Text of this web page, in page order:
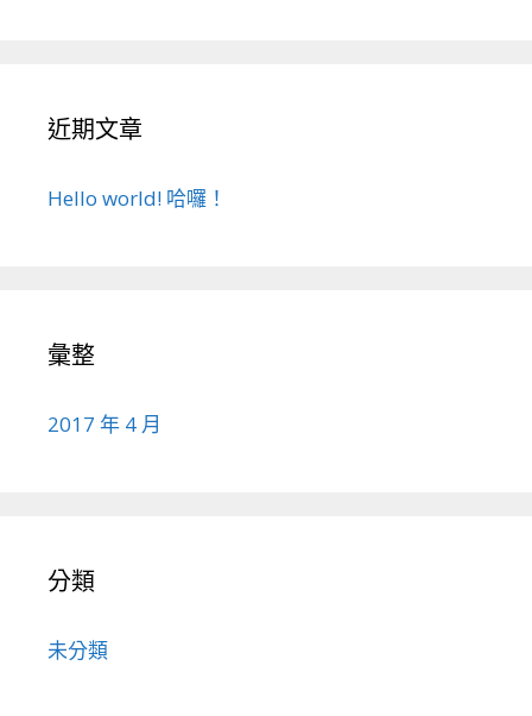
近期文章
Hello world! 哈囉！
彙整
2017 年 4 月
分類
未分類